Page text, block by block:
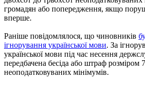
громадян або попередження, якщо
вперше.
Раніше повідомлялося, що чиновників
ігнорування української мови. За
української мови під час несення
передбачена бесіда або штраф розміром
неоподатковуваних мінімумів.